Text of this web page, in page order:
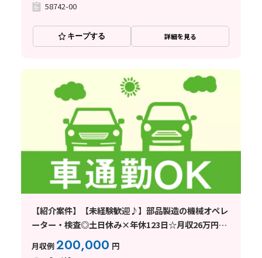
58742-00
キープする 詳細を見る
【紹介案件】【未経験歓迎♪】部品製造の機械オペレ
ーター・検査◎土日休み×年休123日☆月収26万円
月収例200,000 円